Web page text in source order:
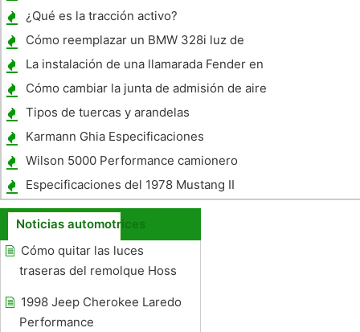
1996
¿Qué es la tracción activo?
Cómo reemplazar un BMW 328i luz de
freno 1996
La instalación de una llamarada Fender en
un GMC Sierra
Cómo cambiar la junta de admisión de aire
en un Chrysler 1999
Tipos de tuercas y arandelas
Karmann Ghia Especificaciones
Wilson 5000 Performance camionero
Especificaciones del 1978 Mustang II
Noticias automotrices
Cómo quitar las luces
traseras del remolque Hoss
1998 Jeep Cherokee Laredo
Performance